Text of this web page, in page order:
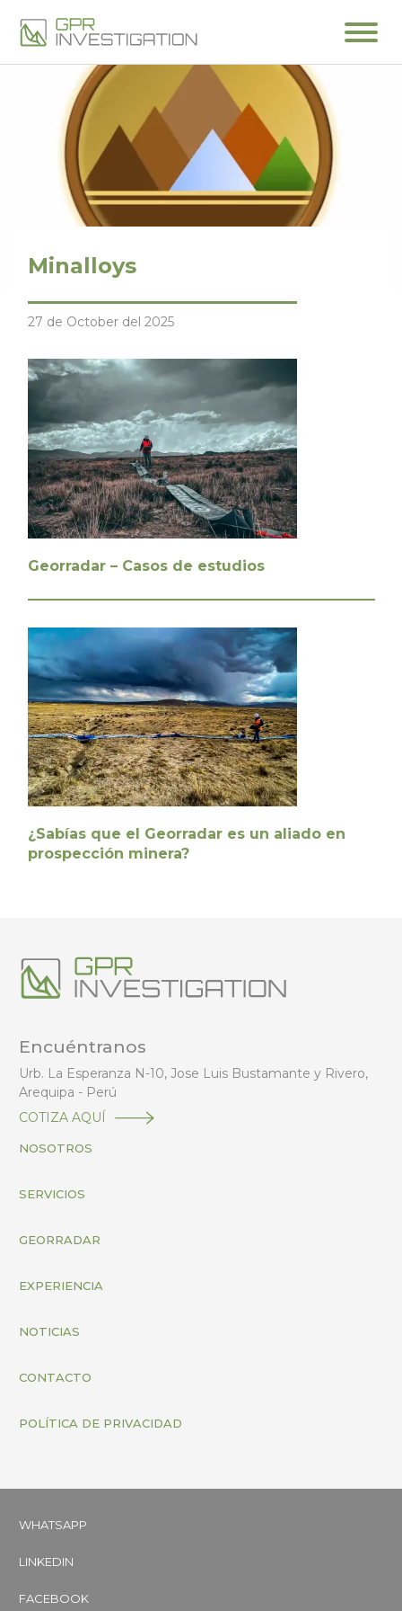
Minalloys
27 de October del 2025
Georradar – Casos de estudios
¿Sabías que el Georradar es un aliado en
prospección minera?
Encuéntranos
Urb. La Esperanza N-10, Jose Luis Bustamante y Rivero,
Arequipa - Perú
COTIZA AQUÍ
NOSOTROS
SERVICIOS
GEORRADAR
EXPERIENCIA
NOTICIAS
CONTACTO
POLÍTICA DE PRIVACIDAD
WHATSAPP
LINKEDIN
FACEBOOK